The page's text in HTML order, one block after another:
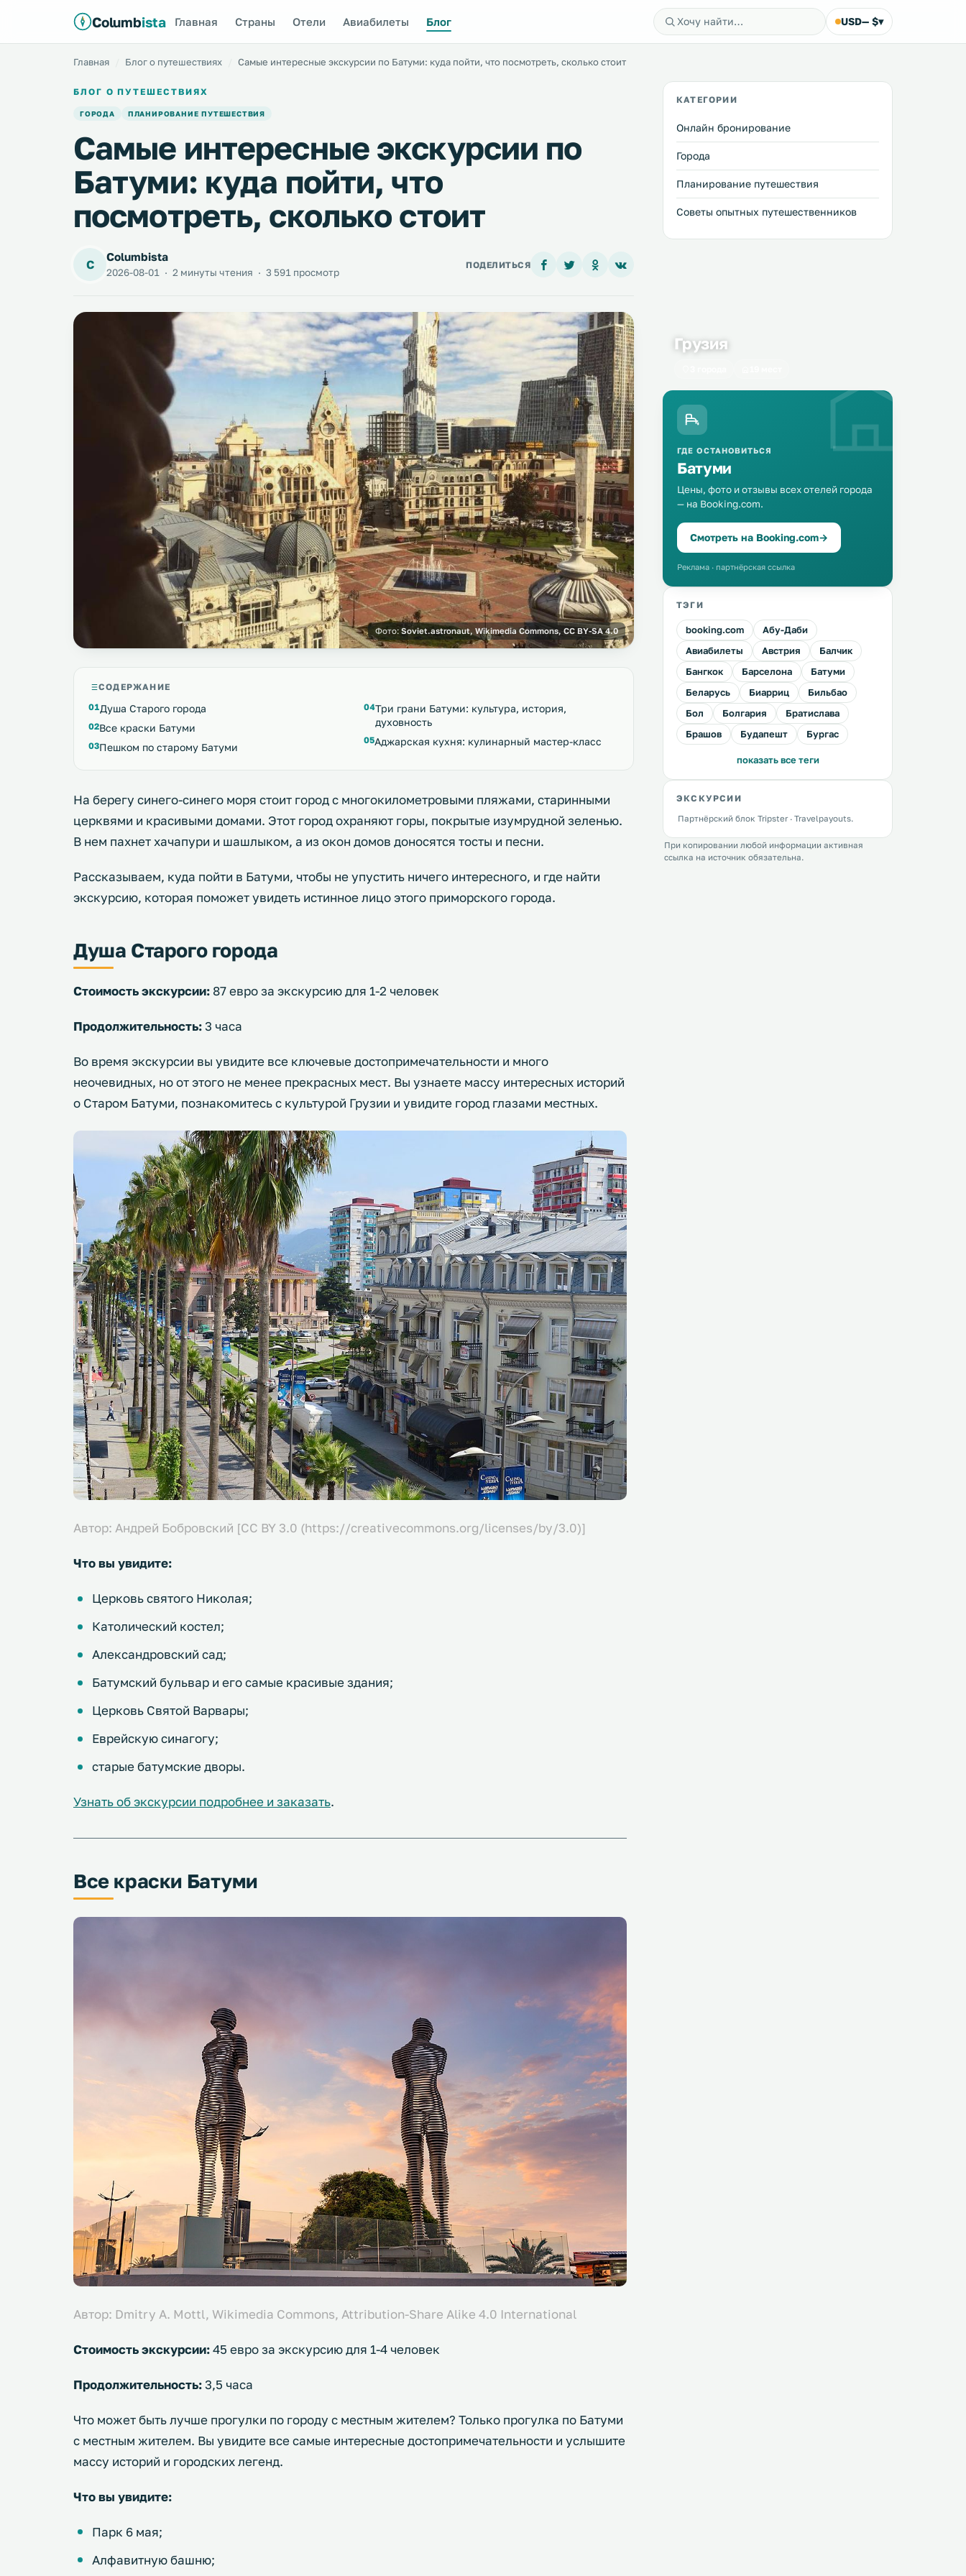
Columbista Главная Страны Отели Авиабилеты Блог USD— $▾
Главная Блог о путешествиях Самые интересные экскурсии по Батуми: куда пойти, что посмотреть, сколько стоит
БЛОГ О ПУТЕШЕСТВИЯХ
ГОРОДА ПЛАНИРОВАНИЕ ПУТЕШЕСТВИЯ
Самые интересные экскурсии по
Батуми: куда пойти, что
посмотреть, сколько стоит
C
Columbista
2026-08-01 · 2 минуты чтения · 3 591 просмотр
ПОДЕЛИТЬСЯ
Фото: Soviet.astronaut, Wikimedia Commons, CC BY-SA 4.0
СОДЕРЖАНИЕ
Душа Старого города
Все краски Батуми
Пешком по старому Батуми
Три грани Батуми: культура, история,
духовность
Аджарская кухня: кулинарный мастер-класс
На берегу синего-синего моря стоит город с многокилометровыми пляжами, старинными
церквями и красивыми домами. Этот город охраняют горы, покрытые изумрудной зеленью.
В нем пахнет хачапури и шашлыком, а из окон домов доносятся тосты и песни.
Рассказываем, куда пойти в Батуми, чтобы не упустить ничего интересного, и где найти
экскурсию, которая поможет увидеть истинное лицо этого приморского города.
Душа Старого города
Стоимость экскурсии: 87 евро за экскурсию для 1-2 человек
Продолжительность:3 часа
Во время экскурсии вы увидите все ключевые достопримечательности и много
неочевидных, но от этого не менее прекрасных мест. Вы узнаете массу интересных историй
о Старом Батуми, познакомитесь с культурой Грузии и увидите город глазами местных.
Автор: Андрей Бобровский [CC BY 3.0 (https://creativecommons.org/licenses/by/3.0)]
Что вы увидите:
Церковь святого Николая;
Католический костел;
Александровский сад;
Батумский бульвар и его самые красивые здания;
Церковь Святой Варвары;
Еврейскую синагогу;
старые батумские дворы.
Узнать об экскурсии подробнее и заказать.
Все краски Батуми
Автор: Dmitry A. Mottl, Wikimedia Commons, Attribution-Share Alike 4.0 International
Стоимость экскурсии:45 евро за экскурсию для 1-4 человек
Продолжительность:3,5 часа
Что может быть лучше прогулки по городу с местным жителем? Только прогулка по Батуми
с местным жителем. Вы увидите все самые интересные достопримечательности и услышите
массу историй и городских легенд.
Что вы увидите:
Парк 6 мая;
Алфавитную башню;
КАТЕГОРИИ
Онлайн бронирование
Города
Планирование путешествия
Советы опытных путешественников
Грузия
ГДЕ ОСТАНОВИТЬСЯ
Батуми
Цены, фото и отзывы всех отелей города
— на Booking.com.
Смотреть на Booking.com→
Реклама · партнёрская ссылка
ТЭГИ
booking.com
Абу-Даби
Авиабилеты
Австрия
Балчик
Бангкок
Барселона
Батуми
Беларусь
Биарриц
Бильбао
Бол
Болгария
Братислава
Брашов
Будапешт Бургас
показать все теги
ЭКСКУРСИИ
Партнёрский блок Tripster · Travelpayouts.
При копировании любой информации активная
ссылка на источник обязательна.